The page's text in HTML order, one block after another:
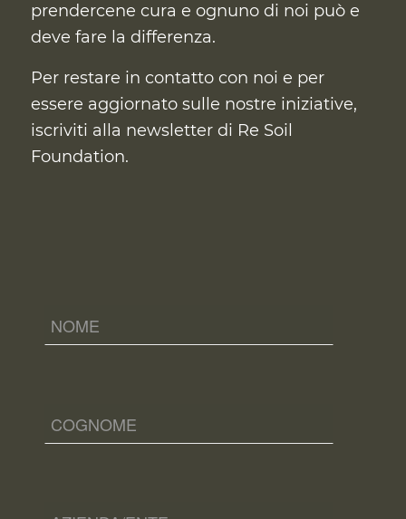
prendercene cura e ognuno di noi può e
deve fare la differenza.
Per restare in contatto con noi e per
essere aggiornato sulle nostre iniziative,
iscriviti alla newsletter di Re Soil
Foundation.